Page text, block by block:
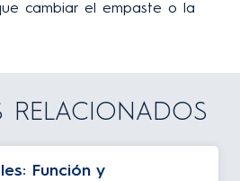
cambiar el empaste o la
RELACIONADOS
Función y